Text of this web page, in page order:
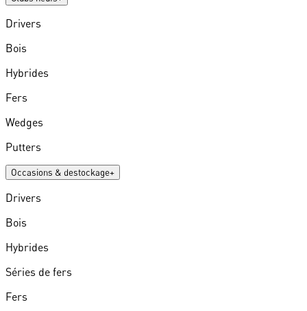
Drivers
Bois
Hybrides
Fers
Wedges
Putters
Occasions & destockage+
Drivers
Bois
Hybrides
Séries de fers
Fers